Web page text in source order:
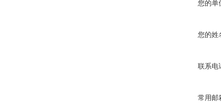
您的单
您的姓
联系电
常用邮